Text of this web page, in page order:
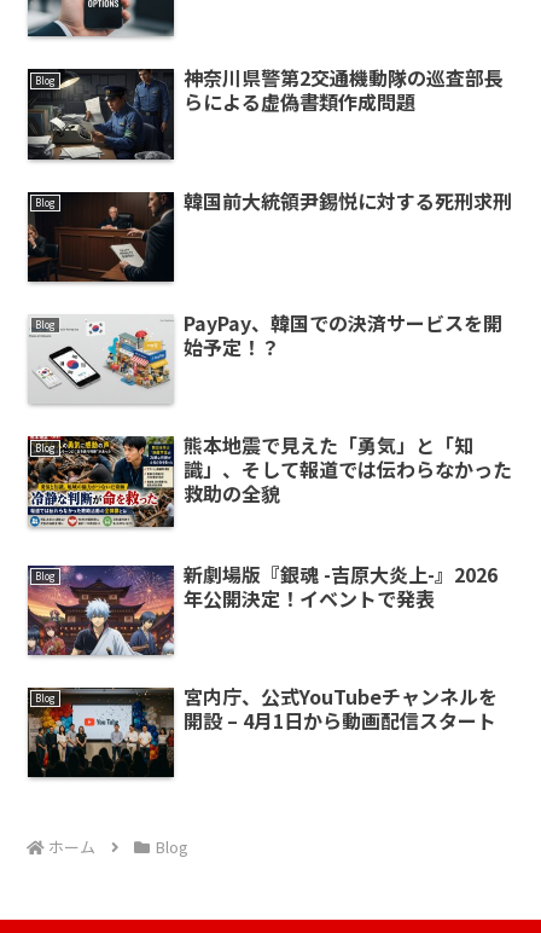
Blog
神奈川県警第2交通機動隊の巡査部長
らによる虚偽書類作成問題
Blog 韓国前大統領尹錫悦に対する死刑求刑
Blog
PayPay、韓国での決済サービスを開
始予定！？
Blog
熊本地震で見えた「勇気」と「知
識」、そして報道では伝わらなかった
救助の全貌
Blog
新劇場版『銀魂 -吉原大炎上-』2026
年公開決定！イベントで発表
Blog
宮内庁、公式YouTubeチャンネルを
開設 – 4月1日から動画配信スタート
ホーム Blog